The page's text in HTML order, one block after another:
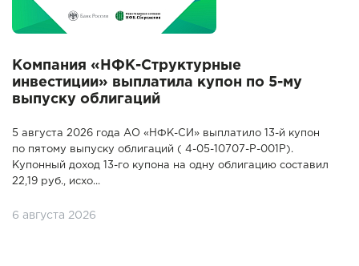
Компания «НФК-Структурные
инвестиции» выплатила купон по 5-му
выпуску облигаций
5 августа 2026 года АО «НФК-СИ» выплатило 13-й купон
по пятому выпуску облигаций ( 4-05-10707-P-001P).
Купонный доход 13-го купона на одну облигацию составил
22,19 руб., исхо...
6 августа 2026